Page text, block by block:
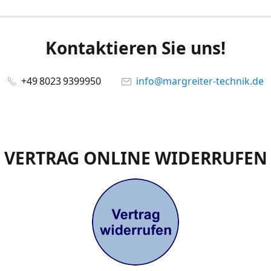
Kontaktieren Sie uns!
+49 8023 9399950 info@margreiter-technik.de
VERTRAG ONLINE WIDERRUFEN